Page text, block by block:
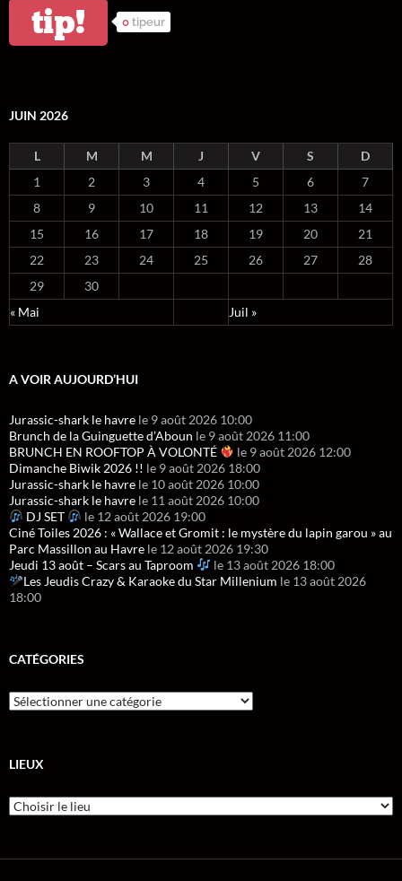
tip! 0 tipeur
JUIN 2026
L M M J V S
D
1
2 3 4 5 6
7
8
9 10 11 12 13
14
15
16 17 18 19 20
21
22
23 24 25 26 27
28
29
30
« Mai
Juil »
A VOIR AUJOURD’HUI
Jurassic-shark le havre le 9 août 2026 10:00
Brunch de la Guinguette d’Aboun le 9 août 2026 11:00
BRUNCH EN ROOFTOP À VOLONTÉ
le 9 août 2026 12:00
Dimanche Biwik 2026 !! le 9 août 2026 18:00
Jurassic-shark le havre le 10 août 2026 10:00
Jurassic-shark le havre le 11 août 2026 10:00
DJ SET
le 12 août 2026 19:00
Ciné Toiles 2026 : « Wallace et Gromit : le mystère du lapin garou » au
Parc Massillon au Havre le 12 août 2026 19:30
Jeudi 13 août – Scars au Taproom
le 13 août 2026 18:00
Les Jeudis Crazy & Karaoke du Star Millenium le 13 août 2026
18:00
CATÉGORIES
LIEUX